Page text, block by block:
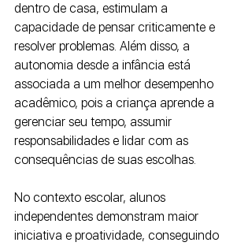
dentro de casa, estimulam a
capacidade de pensar criticamente e
resolver problemas. Além disso, a
autonomia desde a infância está
associada a um melhor desempenho
acadêmico, pois a criança aprende a
gerenciar seu tempo, assumir
responsabilidades e lidar com as
consequências de suas escolhas.
No contexto escolar, alunos
independentes demonstram maior
iniciativa e proatividade, conseguindo